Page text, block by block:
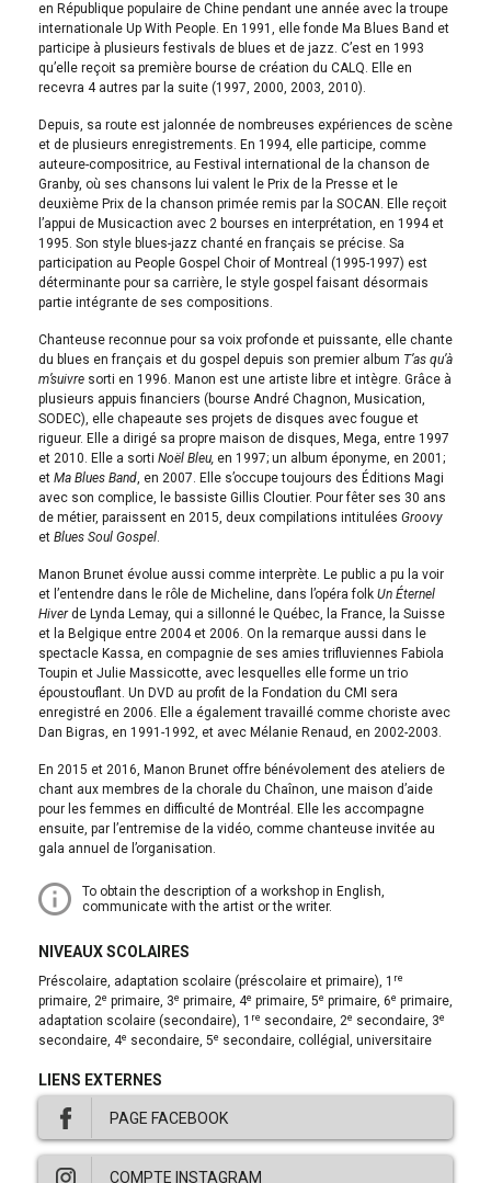
en République populaire de Chine pendant une année avec la troupe
internationale Up With People. En 1991, elle fonde Ma Blues Band et
participe à plusieurs festivals de blues et de jazz. C’est en 1993
qu’elle reçoit sa première bourse de création du CALQ. Elle en
recevra 4 autres par la suite (1997, 2000, 2003, 2010).
Depuis, sa route est jalonnée de nombreuses expériences de scène
et de plusieurs enregistrements. En 1994, elle participe, comme
auteure-compositrice, au Festival international de la chanson de
Granby, où ses chansons lui valent le Prix de la Presse et le
deuxième Prix de la chanson primée remis par la SOCAN. Elle reçoit
l’appui de Musicaction avec 2 bourses en interprétation, en 1994 et
1995. Son style blues-jazz chanté en français se précise. Sa
participation au People Gospel Choir of Montreal (1995-1997) est
déterminante pour sa carrière, le style gospel faisant désormais
partie intégrante de ses compositions.
Chanteuse reconnue pour sa voix profonde et puissante, elle chante
du blues en français et du gospel depuis son premier album T’as qu’à
m’suivre sorti en 1996. Manon est une artiste libre et intègre. Grâce à
plusieurs appuis financiers (bourse André Chagnon, Musication,
SODEC), elle chapeaute ses projets de disques avec fougue et
rigueur. Elle a dirigé sa propre maison de disques, Mega, entre 1997
et 2010. Elle a sorti Noël Bleu, en 1997; un album éponyme, en 2001;
et Ma Blues Band, en 2007. Elle s’occupe toujours des Éditions Magi
avec son complice, le bassiste Gillis Cloutier. Pour fêter ses 30 ans
de métier, paraissent en 2015, deux compilations intitulées Groovy
et Blues Soul Gospel.
Manon Brunet évolue aussi comme interprète. Le public a pu la voir
et l’entendre dans le rôle de Micheline, dans l’opéra folk Un Éternel
Hiverde Lynda Lemay, qui a sillonné le Québec, la France, la Suisse
et la Belgique entre 2004 et 2006. On la remarque aussi dans le
spectacle Kassa, en compagnie de ses amies trifluviennes Fabiola
Toupin et Julie Massicotte, avec lesquelles elle forme un trio
époustouflant. Un DVD au profit de la Fondation du CMI sera
enregistré en 2006. Elle a également travaillé comme choriste avec
Dan Bigras, en 1991-1992, et avec Mélanie Renaud, en 2002-2003.
En 2015 et 2016, Manon Brunet offre bénévolement des ateliers de
chant aux membres de la chorale du Chaînon, une maison d’aide
pour les femmes en difficulté de Montréal. Elle les accompagne
ensuite, par l’entremise de la vidéo, comme chanteuse invitée au
gala annuel de l’organisation.
To obtain the description of a workshop in English,
communicate with the artist or the writer.
NIVEAUX SCOLAIRES
préscolaire, adaptation scolaire (préscolaire et primaire), 1 re
primaire, 2e primaire, 3e primaire, 4e primaire, 5e primaire, 6e primaire,
adaptation scolaire (secondaire), 1 re secondaire, 2e secondaire, 3e
secondaire, 4e secondaire, 5e secondaire, collégial, universitaire
LIENS EXTERNES
PAGE FACEBOOK
COMPTE INSTAGRAM